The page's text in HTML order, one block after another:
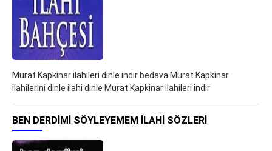
Murat Kapkinar ilahileri dinle indir bedava Murat Kapkinar
ilahilerini dinle ilahi dinle Murat Kapkinar ilahileri indir
BEN DERDIMI SÖYLEYEMEM ILAHI SÖZLERI